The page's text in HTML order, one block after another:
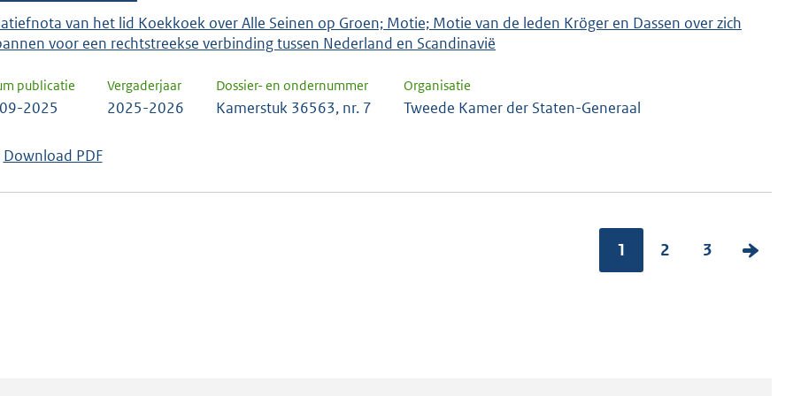
van het lid Koekkoek over Alle Seinen op Groen; Motie; Motie van de leden Kröger en Dassen over zich
voor een rechtstreekse verbinding tussen Nederland en Scandinavië
publicatie
2025
Vergaderjaar
2025-2026
Dossier- en ondernummer
Kamerstuk 36563, nr. 7
Organisatie
Tweede Kamer der Staten-Generaal
Download PDF
1 2 3
V